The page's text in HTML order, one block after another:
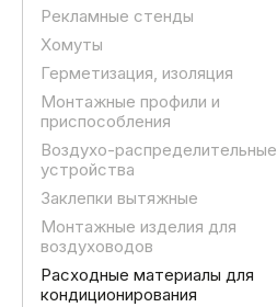
Рекламные стенды
Хомуты
Герметизация, изоляция
Монтажные профили и
приспособления
Воздухо-распределительные
устройства
Заклепки вытяжные
Монтажные изделия для
воздуховодов
Расходные материалы для
кондиционирования